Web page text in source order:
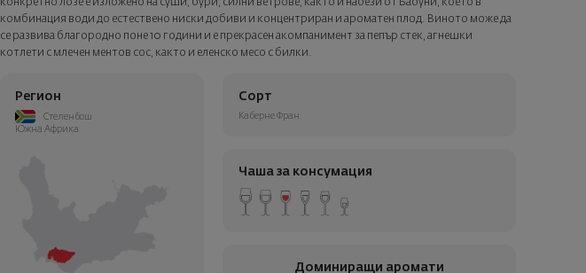
конкретно лозе е изложено на суши, бури, силни ветрове, както и набези от Бабуни, което в
комбинация води до естествено ниски добиви и концентриран и ароматен плод. Виното може да
се развива благородно поне 10 години и е прекрасен акомпанимент за пепър стек, агнешки
котлети с млечен ментов сос, както и еленско месо с билки.
Регион
Стеленбош
Южна Африка
Сорт
Каберне Фран
Чаша за консумация
Доминиращи аромати